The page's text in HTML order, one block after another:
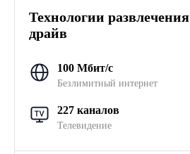
Технологии
драйв
100 Мбит/с
Безлимитный интернет
227 каналов
Телевидение